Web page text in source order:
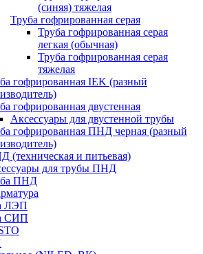
(синяя) тяжелая
Труба гофрированная серая
Труба гофрированная серая
легкая (обычная)
Труба гофрированная серая
тяжелая
гофрированная IEK (разный
гофрированная двустенная
Аксессуары для двустенной трубы
гофрированная ПНД черная (разный
(техническая и питьевая)
для трубы ПНД
ПНД
ЛЭП
СИП